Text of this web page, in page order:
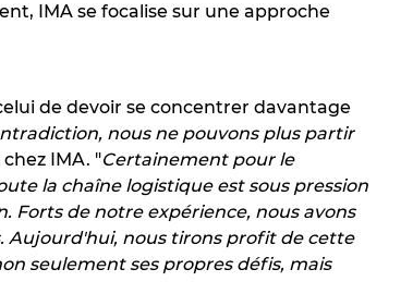
IMA se focalise sur une approche
de devoir se concentrer davantage
nous ne pouvons plus partir
IMA. "Certainement pour le
la chaîne logistique est sous pression
de notre expérience, nous avons
Aujourd'hui, nous tirons profit de cette
seulement ses propres défis, mais